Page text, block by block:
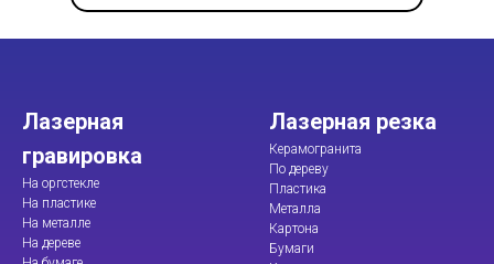
Лазерная
гравировка
На оргстекле
На пластике
На металле
На дереве
Лазерная резка
Керамогранита
По дереву
Пластика
Металла
Картона
Бумаги